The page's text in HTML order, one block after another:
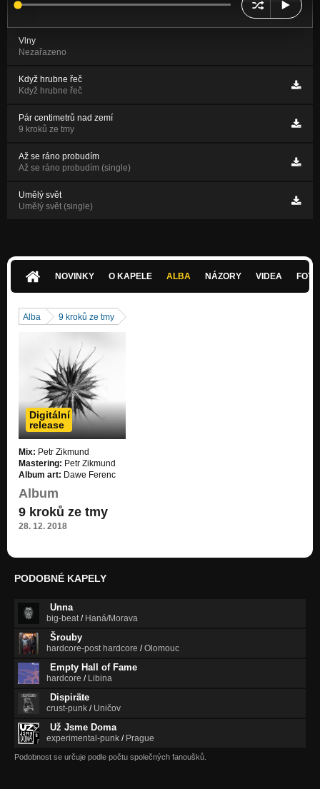
Vlny
Nezařazeno
Když hrubne řeč
Když hrubne řeč
Pár centimetrů nad zemí
9 kroků ze tmy
Až se ráno probudím
Až se ráno probudím (single)
Umělý svět
Umělý svět (single)
NOVINKY O KAPELE ALBA NÁZORY VIDEA
Alba 9 kroků ze tmy
Digitální
release
Mix: Petr Zikmund
Mastering: Petr Zikmund
Album art: Dawe Ferenc
Album
9 kroků ze tmy
28. 12. 2018
PODOBNÉ KAPELY
Unna
big-beat/ Haná/Morava
Šrouby
hardcore-post hardcore /Olomouc
Empty Hall of Fame
hardcore / Libina
Dispiräte
crust-punk / Uničov
Už Jsme Doma
experimental-punk / Prague
Podobnost se určuje podle počtu společných fanoušků.